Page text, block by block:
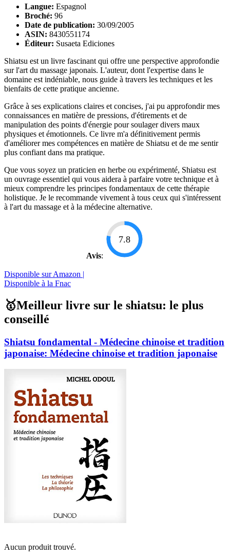
Langue: Espagnol
Broché: 96
Date de publication: 30/09/2005
ASIN: 8430551174
Éditeur: Susaeta Ediciones
Shiatsu est un livre fascinant qui offre une perspective approfondie
sur l'art du massage japonais. L'auteur, dont l'expertise dans le
domaine est indéniable, nous guide à travers les techniques et les
bienfaits de cette pratique ancienne.
Grâce à ses explications claires et concises, j'ai pu approfondir mes
connaissances en matière de pressions, d'étirements et de
manipulation des points d'énergie pour soulager divers maux
physiques et émotionnels. Ce livre m'a définitivement permis
d'améliorer mes compétences en matière de Shiatsu et de me sentir
plus confiant dans ma pratique.
Que vous soyez un praticien en herbe ou expérimenté, Shiatsu est
un ouvrage essentiel qui vous aidera à parfaire votre technique et à
mieux comprendre les principes fondamentaux de cette thérapie
holistique. Je le recommande vivement à tous ceux qui s'intéressent
à l'art du massage et à la médecine alternative.
Avis:
7.8
Disponible sur Amazon |
Disponible à la Fnac
🥇Meilleur livre sur le shiatsu: le plus
conseillé
Shiatsu fondamental - Médecine chinoise et tradition
japonaise: Médecine chinoise et tradition japonaise
Aucun produit trouvé.